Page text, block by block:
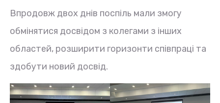
Впродовж двох днів поспіль мали змогу
обмінятися досвідом з колегами з інших
областей, розширити горизонти співпраці та
здобути новий досвід.